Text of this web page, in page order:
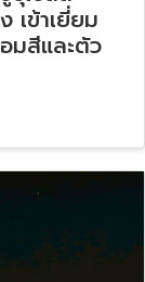
เข้าเยี่ยม
มสีและตัว